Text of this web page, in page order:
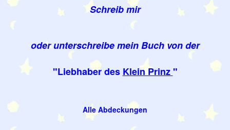
Schreib mir
oder unterschreibe mein Buch von der
"Liebhaber des Klein Prinz"
Alle Abdeckungen